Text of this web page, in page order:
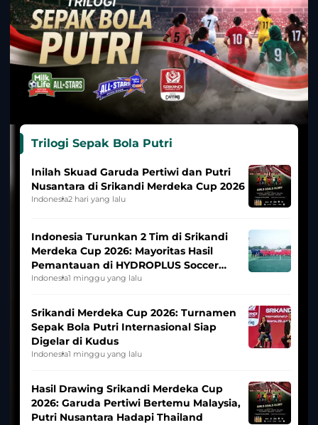
Trilogi Sepak Bola Putri
Inilah Skuad Garuda Pertiwi dan Putri
Nusantara di Srikandi Merdeka Cup 2026
Indonesia2 hari yang lalu
Indonesia Turunkan 2 Tim di Srikandi
Merdeka Cup 2026: Mayoritas Hasil
Pemantauan di HYDROPLUS Soccer
League
Indonesia1 minggu yang lalu
Srikandi Merdeka Cup 2026: Turnamen
Sepak Bola Putri Internasional Siap
Digelar di Kudus
Indonesia1 minggu yang lalu
Hasil Drawing Srikandi Merdeka Cup
2026: Garuda Pertiwi Bertemu Malaysia,
Putri Nusantara Hadapi Thailand